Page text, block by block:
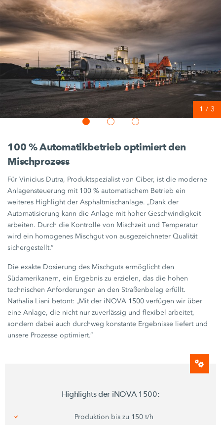
1 / 3
100 %Automatikbetrieb optimiert den
Mischprozess
FürVinicius Dutra, Produktspezialist von Ciber, ist die moderne
Anlagensteuerung mit 100 % automatischem Betrieb ein
weiteres Highlight der Asphaltmischanlage. „Dank der
Automatisierung kann die Anlage mit hoher Geschwindigkeit
arbeiten. Durch die Kontrolle von Mischzeit und Temperatur
wird ein homogenes Mischgut von ausgezeichneter Qualität
sichergestellt.“
Die exakte Dosierung des Mischguts ermöglicht den
Südamerikanern, ein Ergebnis zu erzielen, das die hohen
technischen Anforderungen an den Straßenbelag erfüllt.
Nathalia Liani betont: „Mit der iNOVA 1500 verfügen wir über
eine Anlage, die nicht nur zuverlässig und flexibel arbeitet,
sondern dabei auch durchweg konstante Ergebnisse liefert und
unsere Prozesse optimiert.“
Highlights der iNOVA 1500:
Produktion bis zu 150 t/h